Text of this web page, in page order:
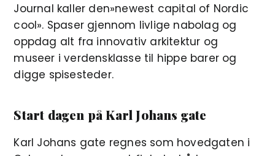
Journal kaller den»newest capital of Nordic
cool». Spaser gjennom livlige nabolag og
oppdag alt fra innovativ arkitektur og
museer i verdensklasse til hippe barer og
digge spisesteder.
Start dagen på Karl Johans gate
Karl Johans gate regnes som hovedgaten i